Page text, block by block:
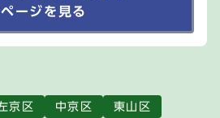
ページを見る
京区 中京区
東山区